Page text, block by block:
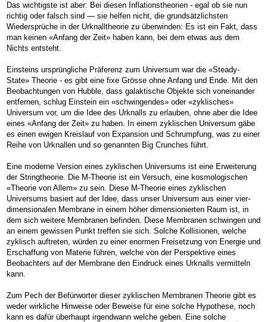
Das wichtigste ist aber: Bei diesen Inflationstheorien - egal ob sie nun
richtig oder falsch sind — sie helfen nicht, die grundsätzlichsten
Wiedersprüche in der Urknalltheorie zu überwinden: Es ist ein Fakt, dass
man keinen «Anfang der Zeit» haben kann, bei dem etwas aus dem
Nichts entsteht.
Einsteins ursprüngliche Präferenz zum Universum war die «Steady-
State» Theorie - es gibt eine fixe Grösse ohne Anfang und Ende. Mit den
Beobachtungen von Hubble, dass galaktische Objekte sich voneinander
entfernen, schlug Einstein ein «schwingendes» oder «zyklisches»
Universum vor, um die Idee des Urknalls zu erlauben, ohne aber die Idee
eines «Anfang der Zeit» zu haben. In einem zyklischen Universum gäbe
es einen ewigen Kreislauf von Expansion und Schrumpfung, was zu einer
Reihe von Urknallen und so genannten Big Crunches führt.
Eine moderne Version eines zyklischen Universums ist eine Erweiterung
der Stringtheorie. Die M-Theorie ist ein Versuch, eine kosmologischen
«Theorie von Allem» zu sein. Diese M-Theorie eines zyklischen
Universums basiert auf der Idee, dass unser Universum aus einer vier-
dimensionalen Membrane in einem höher dimensionierten Raum ist, in
dem sich weitere Membranen befinden. Diese Membranen schwingen und
an einem gewissen Punkt treffen sie sich. Solche Kollisionen, welche
zyklisch auftreten, würden zu einer enormen Freisetzung von Energie und
Erschaffung von Materie führen, welche von der Perspektive eines
Beobachters auf der Membrane den Eindruck eines Urknalls vermitteln
kann.
Zum Pech der Befürworter dieser zyklischen Membranen Theorie gibt es
weder wirkliche Hinweise oder Beweise für eine solche Hypothese, noch
kann es dafür überhaupt irgendwann welche geben. Eine solche